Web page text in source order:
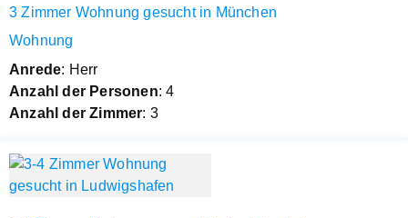
3 Zimmer Wohnung gesucht in München
Wohnung
Anrede: Herr
Anzahl der Personen: 4
Anzahl der Zimmer: 3